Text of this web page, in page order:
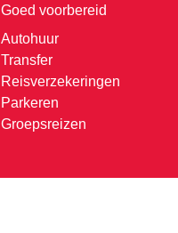
Goed voorbereid
Autohuur
Transfer
Reisverzekeringen
Parkeren
Groepsreizen